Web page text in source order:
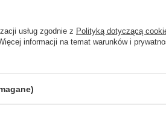
usług zgodnie z Polityką dotyczącą
informacji na temat warunków i